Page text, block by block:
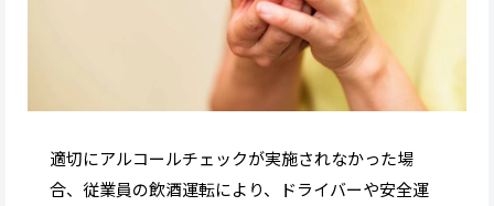
適切にアルコールチェックが実施されなかった場
合、従業員の飲酒運転により、ドライバーや安全運